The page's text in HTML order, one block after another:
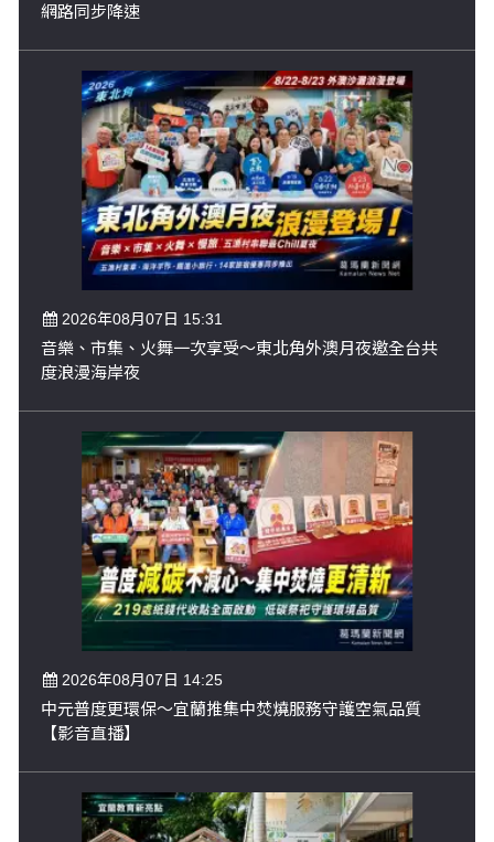
網路同步降速
2026年08月07日 15:31
音樂、市集、火舞一次享受～東北角外澳月夜邀全台共
度浪漫海岸夜
2026年08月07日 14:25
中元普度更環保～宜蘭推集中焚燒服務守護空氣品質
【影音直播】